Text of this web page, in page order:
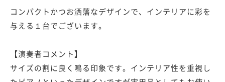
コンパクトかつお洒落なデザインで、インテリアに彩を
与える１台でございます。
【演奏者コメント】
サイズの割に良く鳴る印象です。インテリア性を重視し